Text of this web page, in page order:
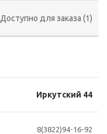
Доступно для заказа (1)
Иркутский 44
8(3822)94-16-92